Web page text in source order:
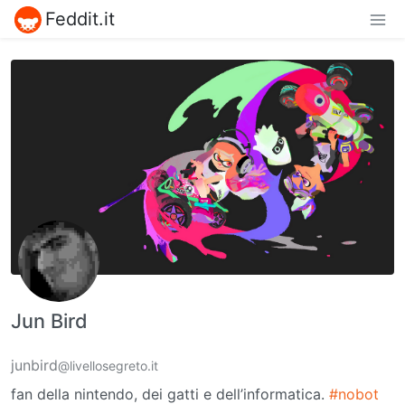
Feddit.it
Jun Bird
junbird@livellosegreto.it
fan della nintendo, dei gatti e dell’informatica. #nobot